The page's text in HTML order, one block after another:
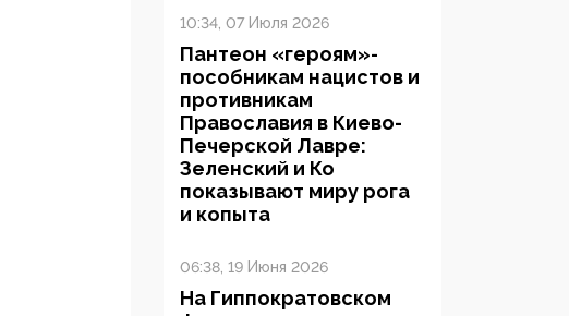
10:34, 07 Июля 2026
Пантеон «героям»-
пособникам нацистов и
противникам
Православия в Киево-
Печерской Лавре:
Зеленский и Ко
показывают миру рога
и копыта
06:38, 19 Июня 2026
На Гиппократовском